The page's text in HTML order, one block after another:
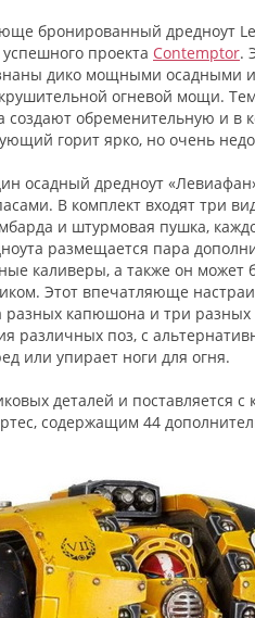
бронированный дредноут
проекта Contemptor.
дико мощными осадными
огневой мощи.
обременительную и в
горит ярко, но очень
осадный дредноут
В комплект входят три
и штурмовая пушка,
размещается пара
каливеры, а также он
Этот впечатляюще
капюшона и три
различных поз, с
или упирает ноги для огня.
деталей и поставляется
содержащим 44